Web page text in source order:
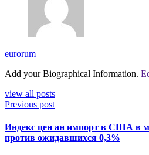
eurorum
Add your Biographical Information.
view all posts
Previous post
Индекс цен ан импорт в США в
против ожидавшихся 0,3%